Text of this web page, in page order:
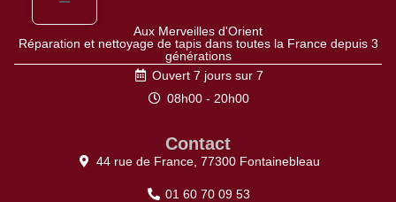
Aux Merveilles d'Orient
Réparation et nettoyage de tapis dans toutes la France depuis 3
générations
Ouvert 7 jours sur 7
08h00 - 20h00
Contact
44 rue de France, 77300 Fontainebleau
01 60 70 09 53